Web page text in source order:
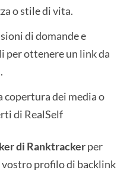
o stile di vita.
di domande e
ottenere un link da
dei media o
di RealSelf
di Ranktrackerper
profilo di backlink